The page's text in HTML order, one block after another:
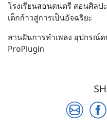
โรงเรียนสอนดนตรี สอนศิล
เด็กก้าวสู่การเป็นอัจฉริยะ
สานฝันการทำเพลง อุปกรณ์
ProPlugin